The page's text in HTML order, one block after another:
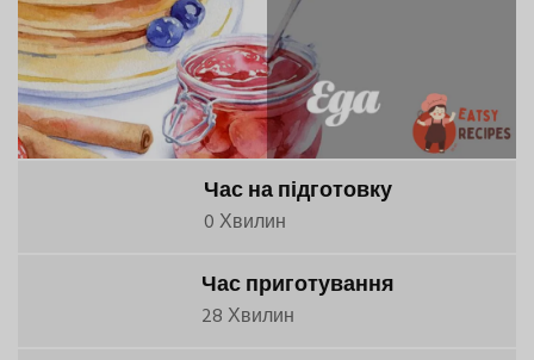
Час на підготовку
0 Хвилин
Час приготування
28 Хвилин